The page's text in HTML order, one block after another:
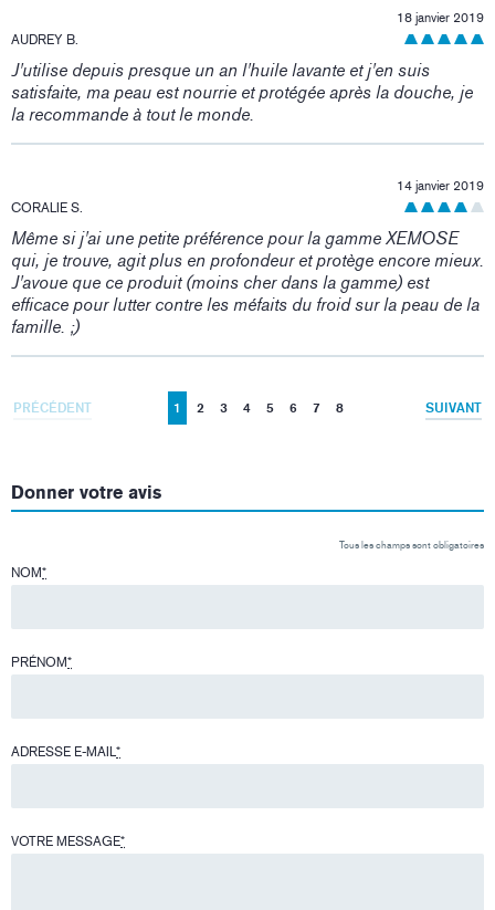
AUDREY B.
18 janvier 2019
J'utilise depuis presque un an l'huile lavante et j'en suis
satisfaite, ma peau est nourrie et protégée après la douche, je
la recommande à tout le monde.
CORALIE S.
14 janvier 2019
Même si j'ai une petite préférence pour la gamme XEMOSE
qui, je trouve, agit plus en profondeur et protège encore mieux.
J'avoue que ce produit (moins cher dans la gamme) est
efficace pour lutter contre les méfaits du froid sur la peau de la
famille. ;)
PRÉCÉDENT 1 2 3 4 5 6 7 8 SUIVANT
Donner votre avis
Tous les champs sont obligatoires
NOM*
PRÉNOM*
ADRESSE E-MAIL*
VOTRE MESSAGE*